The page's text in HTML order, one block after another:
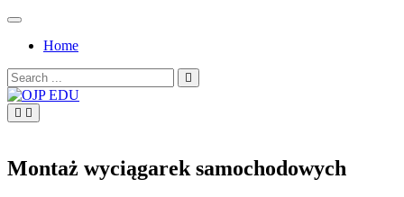
Skip
contentHome
Search
for:
Montaż wyciągarek samochodowych